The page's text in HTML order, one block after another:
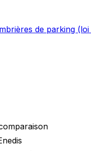
de parking (loi